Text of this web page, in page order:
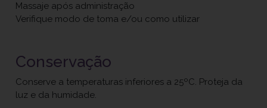
Massaje após administração
Verifique modo de toma e/ou como utilizar
Conservação
Conserve a temperaturas inferiores a 25ºC. Proteja da
luz e da humidade.